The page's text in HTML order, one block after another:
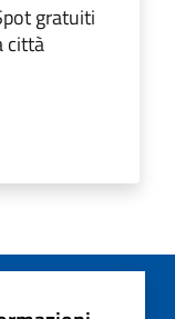
gratuiti
città